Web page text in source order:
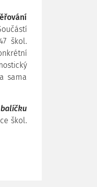
škol.
sama
balíčku
škol.